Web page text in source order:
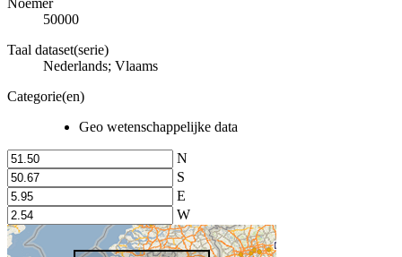
50000
Taal dataset(serie)
Nederlands; Vlaams
Categorie(en)
Geo wetenschappelijke data
N
S
E
W